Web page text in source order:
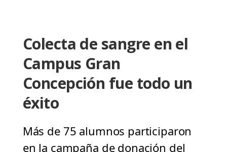
Colecta de sangre en el
Campus Gran
Concepción fue todo un
éxito
Más de 75 alumnos participaron
en la campaña de donación del